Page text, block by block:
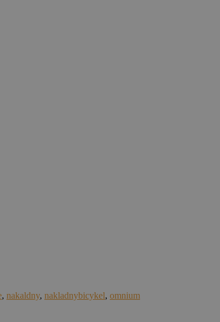
, nakaldny, nakladnybicykel, omnium